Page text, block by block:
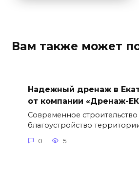
Вам также может
Надежный дренаж в
от компании «Дренаж-
Современное строительство
благоустройство
0 5